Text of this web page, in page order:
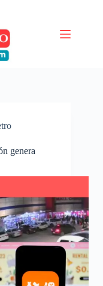
genera